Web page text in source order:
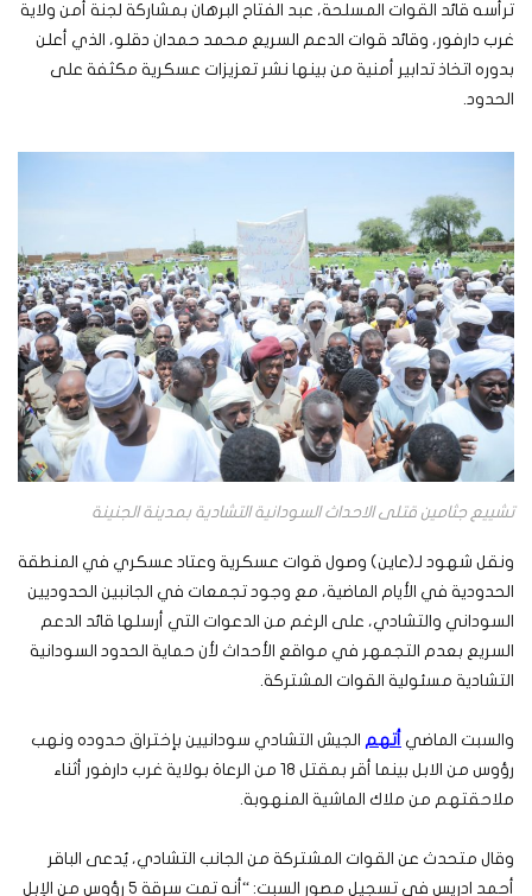
ترأسه قائد القوات المسلحة، عبد الفتاح البرهان بمشاركة لجنة أمن ولاية
غرب دارفور، وقائد قوات الدعم السريع محمد حمدان دقلو، الذي أعلن
بدوره اتخاذ تدابير أمنية من بينها نشر تعزيزات عسكرية مكثفة على
الحدود.
تشييع جثامين قتلى الاحداث السودانية التشادية بمدينة الجنينة
ونقل شهود لـ(عاين) وصول قوات عسكرية وعتاد عسكري في المنطقة
الحدودية في الأيام الماضية، مع وجود تجمعات في الجانبين الحدوديين
السوداني والتشادي، على الرغم من الدعوات التي أرسلها قائد الدعم
السريع بعدم التجمهر في مواقع الأحداث لأن حماية الحدود السودانية
التشادية مسئولية القوات المشتركة.
والسبت الماضي أتهم الجيش التشادي سودانيين بإختراق حدوده ونهب
رؤوس من الابل بينما أقر بمقتل 18 من الرعاة بولاية غرب دارفور أثناء
ملاحقتهم من ملاك الماشية المنهوبة.
وقال متحدث عن القوات المشتركة من الجانب التشادي، يُدعى الباقر
أحمد ادريس في تسجيل مصور السبت: “أنه تمت سرقة 5 رؤوس من الإبل